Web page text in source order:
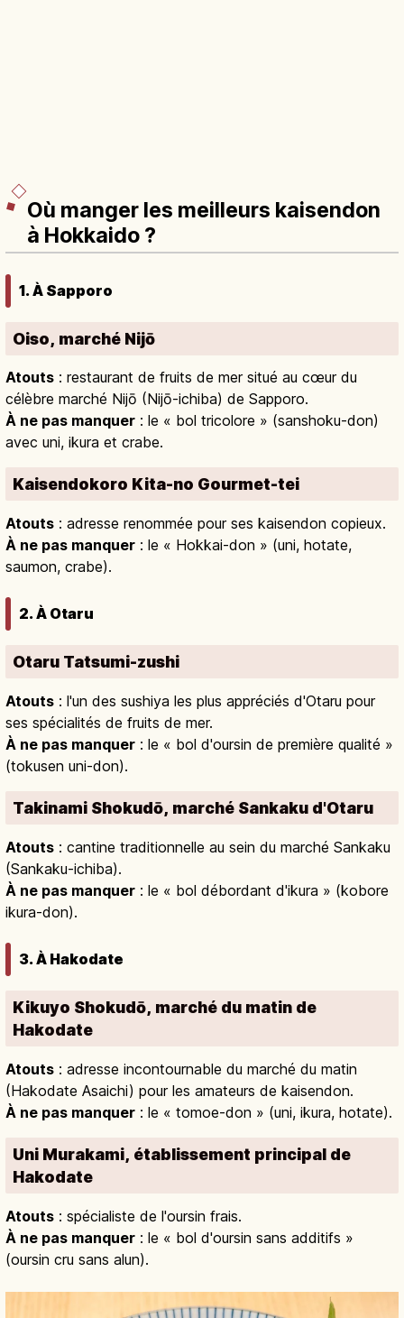
Où manger les meilleurs kaisendon
à Hokkaido ?
1. À Sapporo
Oiso, marché Nijō
Atouts : restaurant de fruits de mer situé au cœur du
célèbre marché Nijō (Nijō-ichiba) de Sapporo.
À ne pas manquer : le « bol tricolore » (sanshoku-don)
avec uni, ikura et crabe.
Kaisendokoro Kita-no Gourmet-tei
Atouts : adresse renommée pour ses kaisendon copieux.
À ne pas manquer : le « Hokkai-don » (uni, hotate,
saumon, crabe).
2. À Otaru
Otaru Tatsumi-zushi
Atouts : l'un des sushiya les plus appréciés d'Otaru pour
ses spécialités de fruits de mer.
À ne pas manquer : le « bol d'oursin de première qualité »
(tokusen uni-don).
Takinami Shokudō, marché Sankaku d'Otaru
Atouts : cantine traditionnelle au sein du marché Sankaku
(Sankaku-ichiba).
À ne pas manquer : le « bol débordant d'ikura » (kobore
ikura-don).
3. À Hakodate
Kikuyo Shokudō, marché du matin de
Hakodate
Atouts : adresse incontournable du marché du matin
(Hakodate Asaichi) pour les amateurs de kaisendon.
À ne pas manquer : le « tomoe-don » (uni, ikura, hotate).
Uni Murakami, établissement principal de
Hakodate
Atouts : spécialiste de l'oursin frais.
À ne pas manquer : le « bol d'oursin sans additifs »
(oursin cru sans alun).